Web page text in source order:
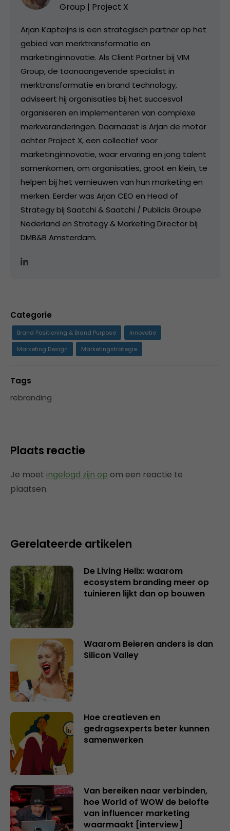
Group | Project X
Arjan Kapteijns is een strategisch partner op het
gebied van merktransformatie en
marketinginnovatie. Als Client Partner bij VIM
Group, de toonaangevende specialist in
merktransformatie en brand technology,
adviseert hij organisaties bij het succesvol
organiseren en implementeren van complexe
merkveranderingen. Daarnaast is Arjan de motor
achter Project X, een collectief voor
marketinginnovatie, waar ervaring en jong talent
samenkomen, om organisaties, groot en klein, te
helpen bij het vernieuwen van hun marketing en
merken. Eerder was Arjan CEO en Head of
Strategy bij Saatchi & Saatchi / Publicis Groupe
Nederland en Strategy & Marketing Director bij
DMB&B Amsterdam.
Categorie
Brand Positioning & Brand Purpose
Innovatie
Marketing Design
Marketingstrategie
Tags
rebranding
Plaats reactie
Je moet ingelogd zijn op om een reactie te
plaatsen.
Gerelateerde artikelen
De Living Helix: waarom
ecosystem branding meer op
tuinieren lijkt dan op bouwen
Waarom Beieren anders is dan
Silicon Valley
Hoe creatieven en
gedragsexperts beter kunnen
samenwerken
Van bereiken naar verbinden,
hoe World of WOW de belofte
van influencer marketing
waarmaakt [interview]